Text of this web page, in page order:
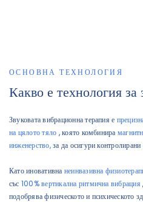
ОСНОВНА ТЕХНОЛОГИЯ
Какво е технология
Звуковата вибрационна терапия е
на цялото тяло , която комбинира
инженерство,за да осигури
Като иновативна неинвазивна
със 100% вертикална ритмична вибрация
подобрява физическото и психическото